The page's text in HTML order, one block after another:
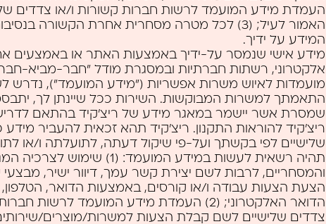
העמדת מידע המועמד לרשות חברות קשורות ו/או צדדים
האמור לעיל; (3) לכל מטרה מסחרית אחרת הקשורה
המידע על ידיך.
מידע אישי שנמסר על-ידיך באמצעות האתר או באמצעים
אלקטרוני, רשתות חברתיות ובמסגרת מודל "חבר-מביא-
מועמדות לאיוש משרות אפשריות ("מידע המועמד"), נדרש
התאמתך למשרות המבוקשות. השירות ככל שיינתן לך,
שמסרת אשר יישמר במאגר מידע של ריצ’קיד בהתאם
ריצ’קיד להוראות התקנון. ריצ’קיד תהא זכאית להעביר
שלישיים לפי בקשתך ועל-פי שיקול דעתה, לתועלתה ו/או
תהיה רשאית לעשות במידע המועמד: (1)
והמסחריים, לרבות לשם יצירת קשר עמך, דיוור ישיר, מבצעי
הצעת הצעות עבודה ו/או קורסים, באמצעות הדואר, הטלפון,
הדואר האלקטרוני; (2) העמדת מידע המועמד לרשות
צדדים שלישיים לשם קבלת הצעות למשרות/מוצרים/